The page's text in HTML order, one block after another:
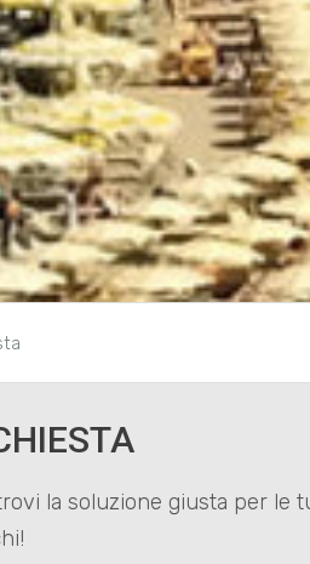
la soluzione giusta per le